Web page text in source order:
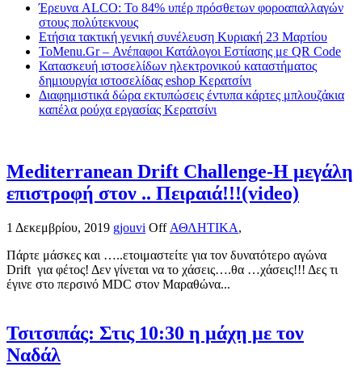
Έρευνα ALCO: Το 84% υπέρ πρόσθετων φοροαπαλλαγών
στους πολύτεκνους
Ετήσια τακτική γενική συνέλευση Κυριακή 23 Μαρτίου
ToMenu.Gr – Ανέπαφοι Κατάλογοι Εστίασης με QR Code
Κατασκευή ιστοσελίδων ηλεκτρονικού καταστήματος
δημιουργία ιστοσελίδας eshop Κερατσίνι
Διαφημιστικά δώρα εκτυπώσεις έντυπα κάρτες μπλουζάκια
καπέλα ρούχα εργασίας Κερατσίνι
Mediterranean Drift Challenge-Η μεγάλη
επιστροφή στον .. Πειραιά!!!(video)
1 Δεκεμβρίου, 2019 gjouvi Off ΑΘΛΗΤΙΚΑ,
Πάρτε μάσκες και …..ετοιμαστείτε για τον δυνατότερο αγώνα
Drift για φέτος! Δεν γίνεται να το χάσεις….θα …χάσεις!!! Δες τι
έγινε στο περσινό MDC στον Μαραθώνα...
Τσιτσιπάς: Στις 10:30 η μάχη με τον
Ναδάλ